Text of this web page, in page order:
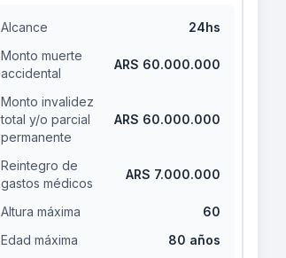
Alcance
24hs
Monto muerte
accidental
ARS 60.000.000
Monto invalidez
total y/o parcial
permanente
ARS 60.000.000
Reintegro de
gastos médicos
ARS 7.000.000
Altura máxima
60
Edad máxima
80 años